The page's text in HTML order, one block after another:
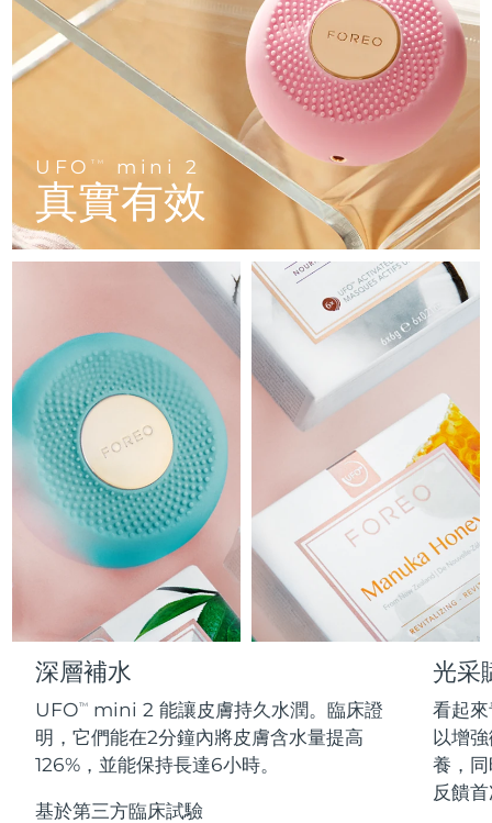
UFO TM mini 2
真實有效
深層補水
UFOTM
mini 2 能讓皮膚持久水潤。臨床證
明，它們能在2分鐘內將皮膚含水量提高
126%，並能保持長達6小時。
基於第三方臨床試驗
光采
看起
以增
養，
反饋
LUNA™ 4 go
For travel or gym bag
LUNA™護膚
Premium cleansers & balm
LUNA™ 設備
All facial cleansing devices
BEAR™ 設備
All premium facelift devices
UFO™ 3 go
Portable red light therapy
面膜
Rejuvenation & hydration
UFO™ 設備
All deep facial hydration devices
issa™ 4 baby
For ages 0-3
issa™ Teeth Whitening Set
Dual LED + sonic device & 18% PAP gel
ISSA™ 設備
All silicone sonic toothbrushes
FAQ™ 102
Advanced clinical anti-aging
FAQ™ 103
Luxurious clinical anti-aging set
FAQ™ P1 Primer
Manuka honey primer
FAQ™護膚品
All FAQ™ skincare
FAQ™產品
All anti-aging treatments
FAQ™ 202
LED mask
FAQ™ 211
Anti-aging neck & décolleté LED mask
FAQ™ 221
Anti-aging LED hand mask
FAQ™護膚品
All FAQ™ skincare
FAQ™產品
All LED treatments
生髮
FAQ™ 301
LED hair strengthening scalp massager
FAQ™ Scalp Serum
Scalp recovery probiotic serum
FAQ™護膚品
All FAQ™ skincare
FAQ™產品
All hair treatments
肌膚年輕化
FAQ™ 501
Full-Spectrum Red Light Therapy
FAQ™ 502
Full-Spectrum Red Light Therapy
FAQ™ Red Light Serum
FAQ™ skincare
All FAQ™ skincare
FAQ™ products
All toning treatments
NEW
專業治療
脫毛
PEACH™ 2 Pro Max
Professional IPL hair removal device
PEACH™ 2
IPL hair removal
PEACH™ 2 go
Travel-friendly IPL hair removal
PEACH™ Cooling Prep Gel
Cooling IPL hair removal gel
身體護理
BEAR™ 2 body
Microcurrent body toning
LUNA™ 4 body
Massaging body brush
SUPERCHARGED™ serum
Firming body serum
痘肌護理
ESPADA™ 2 plus
Recurring acne LED therapy
ESPADA™ 2
ESPADA™ Blemish Solution
Concentrated acne gel
眼部護理
BEAR™ 2 eyes & lips
Microcurrent line smoothing device
IRIS™ 2
眼部護膚
Advanced eye care treatment
KIWI™ derma
Diamond microdermabrasion .
KIWI™
護發
LUNA™ 4 hair
2-in-1 LED scalp massager
FLIP™ play advanced
牙齒美白
NEW
issa™ Teeth Whitening Set
Dual LED + sonic device & 18% PAP gel
更多的
克羅埃西亞 預計送達日期8/9/26
賽普勒斯 預計送達日期8/10/26
預計送達日期 8/9/26
丹麥 預計送達日期 8/9/26
愛沙尼亞 預計送達日期8/9/26
預計送達日期8/9/26
預計送達日期8/9/26
法屬玻里尼西亞 預計送達日期
德國 預計送達日期 8/9/26
直布羅陀 預計送達日期 8/13/26
預計送達日期 8/9/26
中國香港特別行政區 預計送達日期8/10/26
匈牙利 預計送達日期8/9/26
印尼 預計送達日期 8/7/26
愛爾蘭 8/9/26